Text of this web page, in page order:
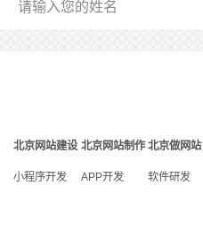
北京网站建设 北京网站制作 北京做网站
小程序开发 APP开发 软件研发